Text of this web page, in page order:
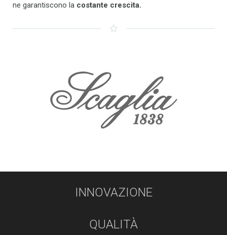
ne garantiscono la costante crescita.
INNOVAZIONE
QUALITÀ